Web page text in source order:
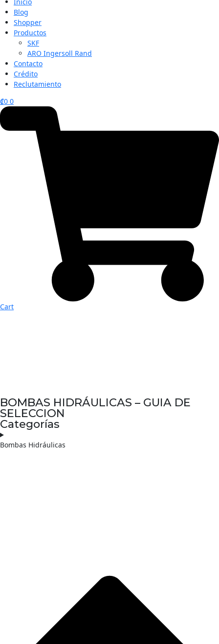
Blog
Shopper
Productos
SKF
ARO Ingersoll Rand
Contacto
Crédito
Reclutamiento
₡0 0
Cart
BOMBAS HIDRÁULICAS – GUIA DE
SELECCION
Categorías
Bombas Hidráulicas